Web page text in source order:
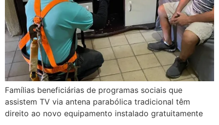
Famílias beneficiárias de programas sociais que
assistem TV via antena parabólica tradicional têm
direito ao novo equipamento instalado gratuitamente